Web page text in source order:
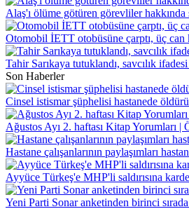
Alaş'ı ölüme götüren görevliler hakkında
Otomobil İETT otobüsüne çarptı, üç can
Tahir Sarıkaya tutuklandı, savcılık ifadesi
Son Haberler
Cinsel istismar şüphelisi hastanede
Ağustos Ayı 2. haftası Kitap Yorumları |
Hastane çalışanlarının paylaşımları
Ayyüce Türkeş'e MHP'li saldırısına
Yeni Parti Sonar anketinden birinci sırada